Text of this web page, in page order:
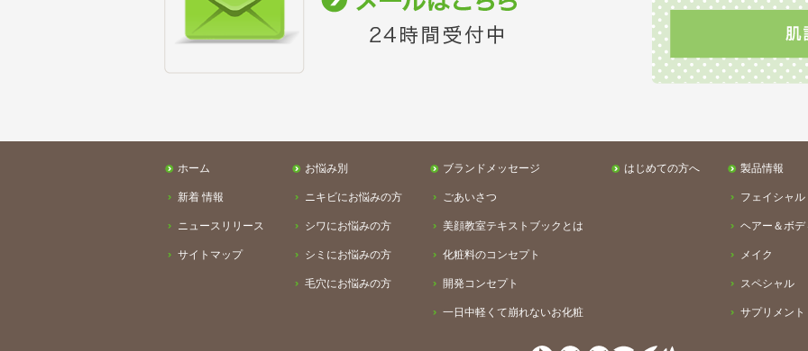
ホーム
新着 情報
ニュースリリース
サイトマップ
お悩み別
ニキビにお悩みの方
シワにお悩みの方
シミにお悩みの方
毛穴にお悩みの方
ブランドメッセージ
ごあいさつ
美顔教室テキストブックとは
化粧料のコンセプト
開発コンセプト
一日中軽くて崩れないお化粧
はじめての方へ 製品情報
フェイシャル
ヘアー＆ボデ
メイク
スペシャル
サプリメント